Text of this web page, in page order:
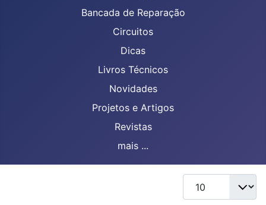
Bancada de Reparação
Circuitos
Dicas
Livros Técnicos
Novidades
Projetos e Artigos
Revistas
mais ...
Mostrar #